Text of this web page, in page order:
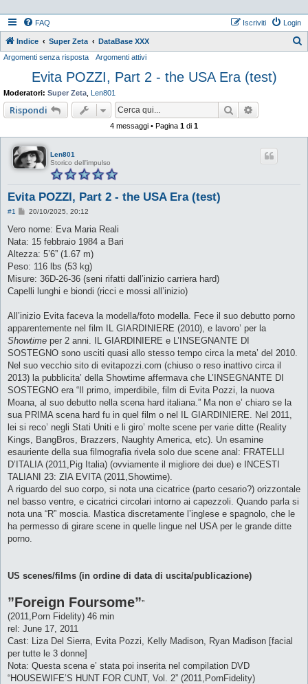
FAQ Login
Iscriviti
Indice Super Zeta DataBase XXX
Argomenti senza risposta Argomenti attivi
Evita POZZI, Part 2 - the USA Era (test)
Moderatori: Super Zeta Len801
Rispondi Cerca
4 messaggi • Pagina 1 di 1
Len801
Storico dell'impulso
Evita POZZI, Part 2 - the USA Era (test)
#1
M
s
a
g
i
o
20/10/2025, 20:12
Vero nome: Eva Maria Reali
Nata: 15 febbraio 1984 a Bari
Altezza: 5’6” (1.67 m)
Peso: 116 lbs (53 kg)
Misure: 36D-26-36 (seni rifatti dall’inizio carriera hard)
Capelli lunghi e biondi (ricci e mossi all’inizio)
All’inizio Evita faceva la modella/foto modella. Fece il suo debutto porno
apparentemente nel film IL GIARDINIERE (2010), e lavoro’ per la
Showtime per 2 anni. IL GIARDINIERE e L’INSEGNANTE DI
SOSTEGNO sono usciti quasi allo stesso tempo circa la meta’ del 2010.
Nel suo vecchio sito di evitapozzi.com (chiuso o reso inattivo circa il
2013) la pubblicita’ della Showtime affermava che L’INSEGNANTE DI
SOSTEGNO era “Il primo, imperdibile, film di Evita Pozzi, la nuova
Moana, al suo debutto nella scena hard italiana.” Ma non e’ chiaro se la
sua PRIMA scena hard fu in quel film o nel IL GIARDINIERE. Nel 2011,
lei si reco’ negli Stati Uniti e li giro’ molte scene per varie ditte (Reality
Kings, BangBros, Brazzers, Naughty America, etc). Un esamine
esauriente della sua filmografia rivela solo due scene anal: FRATELLI
D’ITALIA (2011,Pig Italia) (ovviamente il migliore dei due) e INCESTI
TALIANI 23: ZIA EVITA (2011,Showtime).
A riguardo del suo corpo, si nota una cicatrice (parto cesario?) orizzontale
nel basso ventre, e cicatrici circolari intorno ai capezzoli. Quando parla si
nota una “R” moscia. Mastica discretamente l’inglese e spagnolo, che le
ha permesso di girare scene in quelle lingue nel USA per le grande ditte
porno.
US scenes/films (in ordine di data di uscita/publicazione)
”Foreign Foursome””
(2011,Porn Fidelity) 46 min
rel: June 17, 2011
Cast: Liza Del Sierra, Evita Pozzi, Kelly Madison, Ryan Madison [facial
per tutte le 3 donne]
Nota: Questa scena e’ stata poi inserita nel compilation DVD
“HOUSEWIFE’S HUNT FOR CUNT, Vol. 2” (2011,PornFidelity)